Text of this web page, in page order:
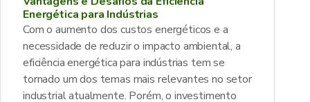
Energética para Indústrias
Com o aumento dos custos energéticos e a
necessidade de reduzir o impacto ambiental, a
eficiência energética para indústrias tem se
tornado um dos temas mais relevantes no setor
industrial atualmente. Porém, o investimento